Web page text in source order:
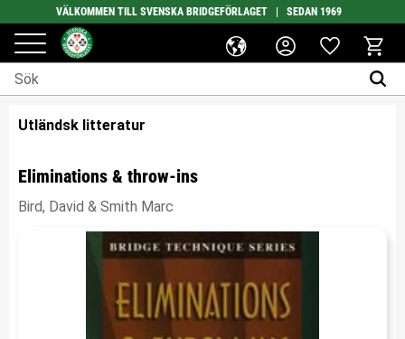
Meny
VÄLKOMMEN TILL SVENSKA BRIDGEFÖRLAGET | SEDAN 1969
Favoriter
Utländsk litteratur
Eliminations & throw-ins
Bird, David & Smith Marc